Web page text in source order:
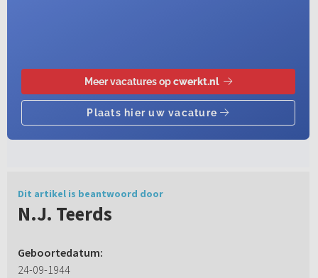
Dit artikel is beantwoord door
N.J. Teerds
Geboortedatum:
24-09-1944